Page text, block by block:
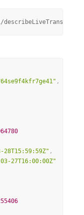
,
28T15:59:59Z" ,
27T16:00:00Z"